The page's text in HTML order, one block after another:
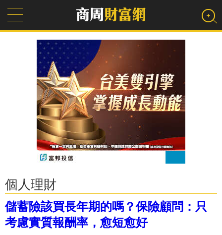
個人理財
儲蓄險該買長年期的嗎？保險顧問：只
考慮實質報酬率，愈短愈好